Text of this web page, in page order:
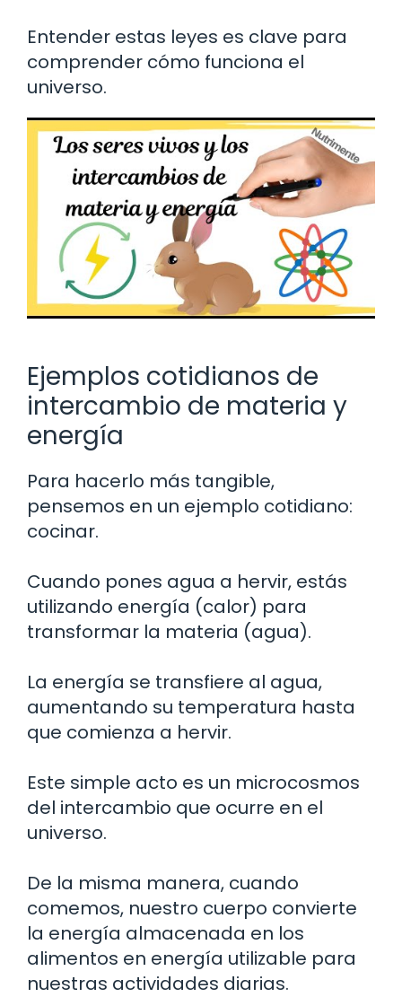
Entender estas leyes es clave para
comprender cómo funciona el
universo.
Ejemplos cotidianos de
intercambio de materia y
energía
Para hacerlo más tangible,
pensemos en un ejemplo cotidiano:
cocinar.
Cuando pones agua a hervir, estás
utilizando energía (calor) para
transformar la materia (agua).
La energía se transfiere al agua,
aumentando su temperatura hasta
que comienza a hervir.
Este simple acto es un microcosmos
del intercambio que ocurre en el
universo.
De la misma manera, cuando
comemos, nuestro cuerpo convierte
la energía almacenada en los
alimentos en energía utilizable para
nuestras actividades diarias.